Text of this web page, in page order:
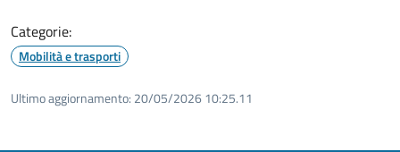
Categorie:
Mobilità e trasporti
Ultimo aggiornamento: 20/05/2026 10:25.11